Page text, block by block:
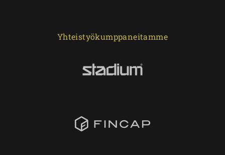
Yhteistyökumppaneitamme